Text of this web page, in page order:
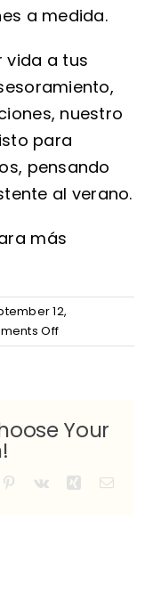
a medida.
vida a tus
nuestro
para
pensando
al verano.
más
12,
Offon
Ilumina
yYour
Pinterest
Vk XingEmail